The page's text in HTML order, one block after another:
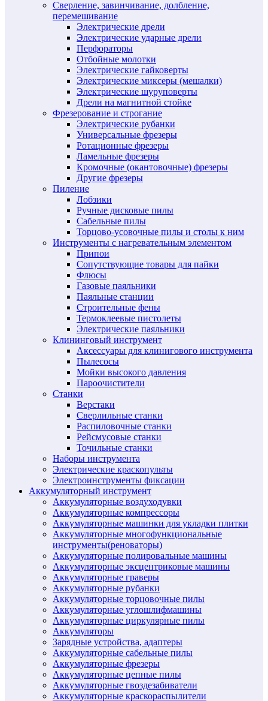
Сверление, завинчивание, долбление,
перемешивание
Электрические дрели
Электрические ударные дрели
Перфораторы
Отбойные молотки
Электрические гайковерты
Электрические миксеры (мешалки)
Электрические шуруповерты
Дрели на магнитной стойке
Фрезерование и строгание
Электрические рубанки
Универсальные фрезеры
Ротационные фрезеры
Ламельные фрезеры
Кромочные (окантовочные) фрезеры
Другие фрезеры
Пиление
Лобзики
Ручные дисковые пилы
Сабельные пилы
Торцово-усовочные пилы и столы к ним
Инструменты с нагревательным элементом
Припои
Сопутствующие товары для пайки
Флюсы
Газовые паяльники
Паяльные станции
Строительные фены
Термоклеевые пистолеты
Электрические паяльники
Клининговый инструмент
Аксессуары для клинигового инструмента
Пылесосы
Мойки высокого давления
Пароочистители
Станки
Верстаки
Сверлильные станки
Распиловочные станки
Рейсмусовые станки
Точильные станки
Наборы инструмента
Электрические краскопульты
Электроинструменты фиксации
Аккумуляторный инструмент
Аккумуляторные воздуходувки
Аккумуляторные компрессоры
Аккумуляторные машинки для укладки плитки
Аккумуляторные многофункциональные
инструменты(реноваторы)
Аккумуляторные полировальные машины
Аккумуляторные эксцентриковые машины
Аккумуляторные граверы
Аккумуляторные рубанки
Аккумуляторные торцовочные пилы
Аккумуляторные углошлифмашины
Аккумуляторные циркулярные пилы
Аккумуляторы
Зарядные устройства, адаптеры
Аккумуляторные сабельные пилы
Аккумуляторные фрезеры
Аккумуляторные цепные пилы
Аккумуляторные гвоздезабиватели
Аккумуляторные краскораспылители